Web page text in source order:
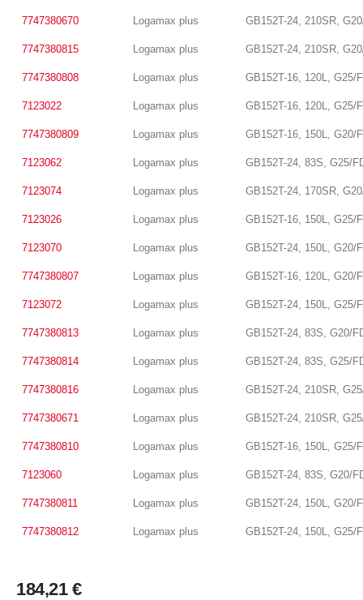
7747380670 Logamax plus GB152T-24, 210SR,
7747380815 Logamax plus GB152T-24, 210SR,
7747380808 Logamax plus GB152T-16, 120L, G25/
7123022 Logamax plus GB152T-16, 120L, G25/
7747380809 Logamax plus GB152T-16, 150L, G20/
7123062 Logamax plus GB152T-24, 83S, G25/
7123074 Logamax plus GB152T-24, 170SR,
7123026 Logamax plus GB152T-16, 150L, G25/
7123070 Logamax plus GB152T-24, 150L, G20/
7747380807 Logamax plus GB152T-16, 120L, G20/
7123072 Logamax plus GB152T-24, 150L, G25/
7747380813 Logamax plus GB152T-24, 83S, G20/
7747380814 Logamax plus GB152T-24, 83S, G25/
7747380816 Logamax plus GB152T-24, 210SR,
7747380671 Logamax plus GB152T-24, 210SR,
7747380810 Logamax plus GB152T-16, 150L, G25/
7123060 Logamax plus GB152T-24, 83S, G20/
7747380811 Logamax plus GB152T-24, 150L, G20/
7747380812 Logamax plus GB152T-24, 150L, G25/
184,21 €